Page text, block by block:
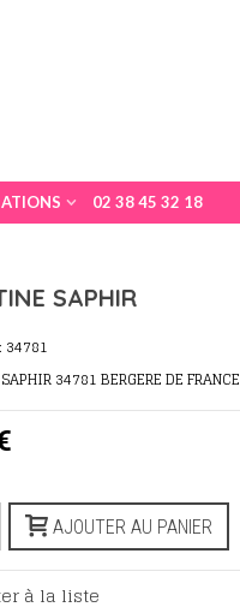
02 38 45 32 18
SAPHIR
34781
34781 BERGERE DE FRANCE
AJOUTER AU PANIER
à la liste